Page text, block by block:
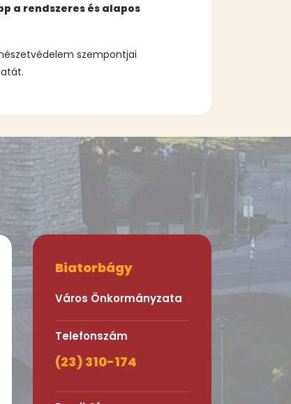
a rendszeres és alapos
szempontjai
Biatorbágy
Város Önkormányzata
Telefonszám
(23) 310-174